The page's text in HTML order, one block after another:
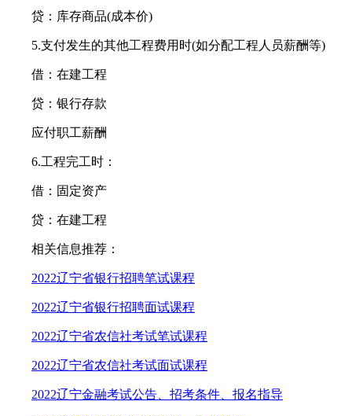
贷：库存商品(成本价)
5.支付发生的其他工程费用时(如分配工程人员薪酬等)
借：在建工程
贷：银行存款
应付职工薪酬
6.工程完工时：
借：固定资产
贷：在建工程
相关信息推荐：
2022辽宁省银行招聘笔试课程
2022辽宁省银行招聘面试课程
2022辽宁省农信社考试笔试课程
2022辽宁省农信社考试面试课程
2022辽宁金融考试公告、 招考条件、报名指导